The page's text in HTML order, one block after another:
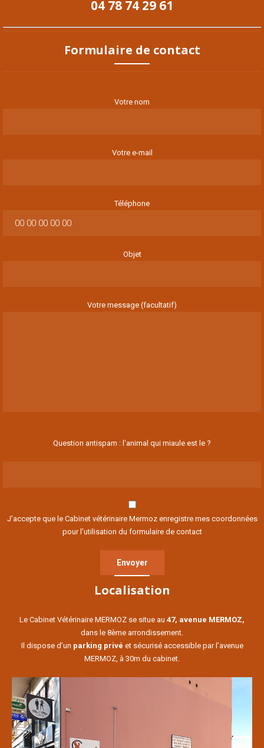
04 78 74 29 61
Formulaire de contact
Votre nom
Votre e-mail
Téléphone
Objet
Votre message (facultatif)
Question antispam : l'animal qui miaule est le ?
J’accepte que le Cabinet vétérinaire Mermoz enregistre mes coordonnées
pour l’utilisation du formulaire de contact
Localisation
Le Cabinet Vétérinaire MERMOZ se situe au 47, avenue MERMOZ,
dans le 8ème arrondissement.
Il dispose d’un parking privé et sécurisé accessible par l’avenue
MERMOZ, à 30m du cabinet.